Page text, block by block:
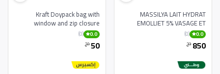
MASSILYA LAIT HYDRAT
EMOLLIET 5% VASAGE ET
CORPS POUS PEAUX SECHES
0.0
(0)
850 دج
Kraft Doypack bag with
window and zip closure
0.0
(0)
50دج